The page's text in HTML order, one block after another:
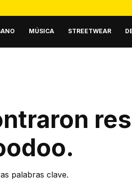
MÚSICA STREETWEAR
.
palabras clave.